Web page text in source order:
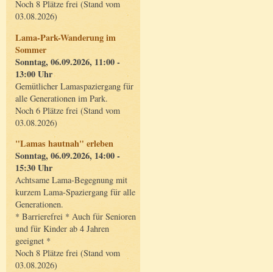
Noch 8 Plätze frei (Stand vom
03.08.2026)
Lama-Park-Wanderung im
Sommer
Sonntag, 06.09.2026, 11:00 -
13:00 Uhr
Gemütlicher Lamaspaziergang für
alle Generationen im Park.
Noch 6 Plätze frei (Stand vom
03.08.2026)
"Lamas hautnah" erleben
Sonntag, 06.09.2026, 14:00 -
15:30 Uhr
Achtsame Lama-Begegnung mit
kurzem Lama-Spaziergang für alle
Generationen.
* Barrierefrei * Auch für Senioren
und für Kinder ab 4 Jahren
geeignet *
Noch 8 Plätze frei (Stand vom
03.08.2026)